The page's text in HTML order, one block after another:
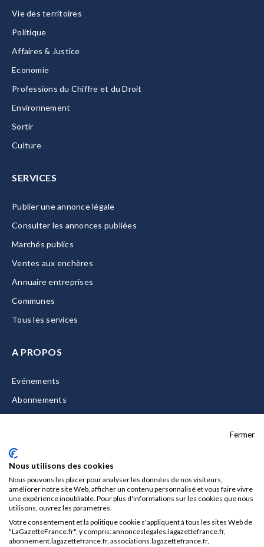
Vie des territoires
Politique
Affaires & Justice
Economie
Professions du Chiffre et du Droit
Environnement
Sortir
Culture
SERVICES
Publier une annonce légale
Consulter les annonces publiées
Marchés publics
Ventes aux enchères
Annuaire entreprises
Communes
Tous les services
A PROPOS
Evénements
Abonnements
Nous contacter
Mentions légales
CGU/CGV
Fermer
Nous utilisons des cookies
Nous pouvons les placer pour analyser les données de nos visiteurs,
améliorer notre site Web, afficher un contenu personnalisé et vous faire vivre
une expérience inoubliable. Pour plus d'informations sur les cookies que nous
utilisons, ouvrez les paramètres.
Votre consentement et la politique cookie s'appliquent à tous les sites Web de
"LaGazetteFrance.fr", y compris: annonceslegales.lagazettefrance.fr,
abonnement.lagazettefrance.fr, associations.lagazettefrance.fr,